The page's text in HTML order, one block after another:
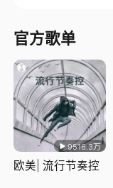
官方歌单
9516.3万
欧美| 流行节奏控